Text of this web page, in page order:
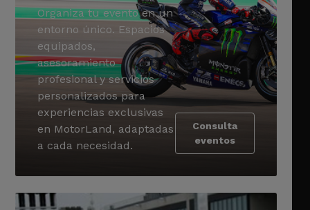
Organiza tu evento en un
entorno único. Espacios
equipados,
asesoramiento
profesional y servicios
personalizados para
experiencias exclusivas
en MotorLand, adaptadas
a cada necesidad.
Consulta
eventos